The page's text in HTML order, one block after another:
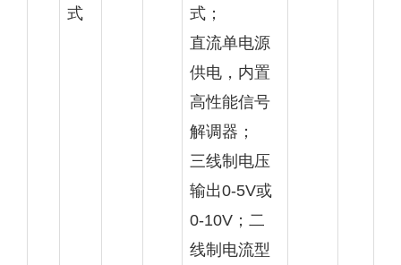
式
式；
直流单电源
供电，内置
高性能信号
解调器；
三线制电压
输出0-5V或
0-10V；二
线制电流型